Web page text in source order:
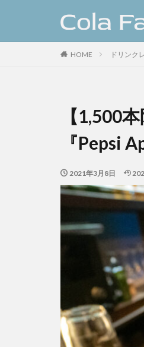
HOME ドリンク
【1,500
『Pepsi
2021年3月8日